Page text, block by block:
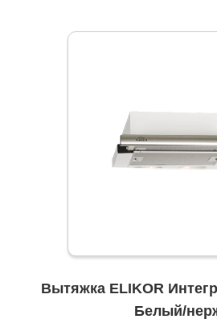
Вытяжка ELIKOR
Белый/